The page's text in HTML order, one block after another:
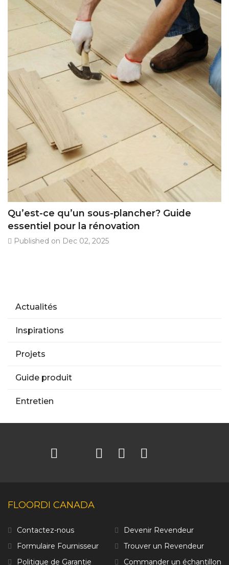
Qu’est-ce qu’un sous-plancher? Guide
essentiel pour la rénovation
Published on Dec 02, 2025
Actualités
Inspirations
Projets
Guide produit
Entretien
FLOORDI CANADA
Contactez-nous
Devenir Revendeur
Formulaire Fournisseur
Trouver un Revendeur
Politique de Garantie
Commander un échantillon